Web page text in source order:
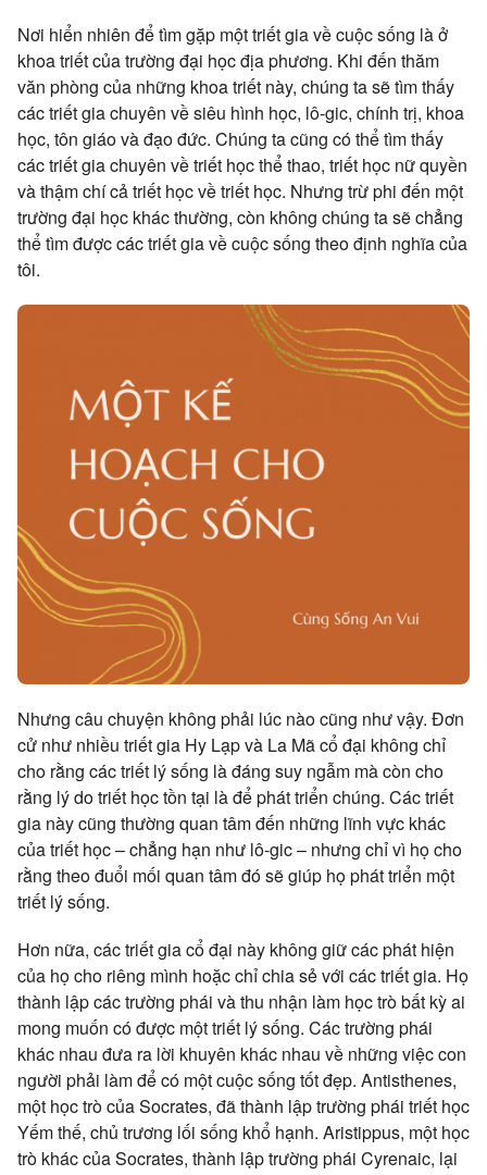
Nơi hiển nhiên để tìm gặp một triết gia về cuộc sống là ở
khoa triết của trường đại học địa phương. Khi đến thăm
văn phòng của những khoa triết này, chúng ta sẽ tìm thấy
các triết gia chuyên về siêu hình học, lô-gic, chính trị, khoa
học, tôn giáo và đạo đức. Chúng ta cũng có thể tìm thấy
các triết gia chuyên về triết học thể thao, triết học nữ quyền
và thậm chí cả triết học về triết học. Nhưng trừ phi đến một
trường đại học khác thường, còn không chúng ta sẽ chẳng
thể tìm được các triết gia về cuộc sống theo định nghĩa của
tôi.
Nhưng câu chuyện không phải lúc nào cũng như vậy. Đơn
cử như nhiều triết gia Hy Lạp và La Mã cổ đại không chỉ
cho rằng các triết lý sống là đáng suy ngẫm mà còn cho
rằng lý do triết học tồn tại là để phát triển chúng. Các triết
gia này cũng thường quan tâm đến những lĩnh vực khác
của triết học – chẳng hạn như lô-gic – nhưng chỉ vì họ cho
rằng theo đuổi mối quan tâm đó sẽ giúp họ phát triển một
triết lý sống.
Hơn nữa, các triết gia cổ đại này không giữ các phát hiện
của họ cho riêng mình hoặc chỉ chia sẻ với các triết gia. Họ
thành lập các trường phái và thu nhận làm học trò bất kỳ ai
mong muốn có được một triết lý sống. Các trường phái
khác nhau đưa ra lời khuyên khác nhau về những việc con
người phải làm để có một cuộc sống tốt đẹp. Antisthenes,
một học trò của Socrates, đã thành lập trường phái triết học
Yếm thế, chủ trương lối sống khổ hạnh. Aristippus, một học
trò khác của Socrates, thành lập trường phái Cyrenaic, lại